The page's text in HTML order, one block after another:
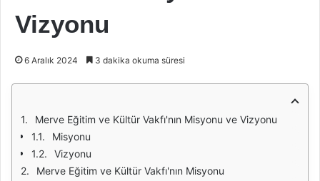
Vizyonu
6 Aralık 2024 3 dakika okuma süresi
Merve Eğitim ve Kültür Vakfı'nın Misyonu ve Vizyonu
Misyonu
Vizyonu
Merve Eğitim ve Kültür Vakfı'nın Misyonu